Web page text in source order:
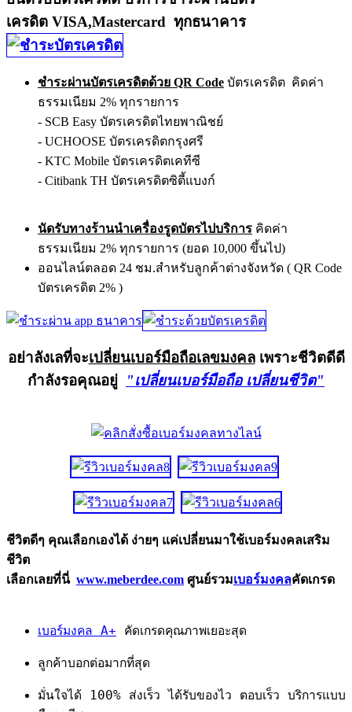
เครดิต VISA,Mastercard ทุกธนาคาร
ชำระผ่านบัตรเครดิตด้วย QR Code บัตรเครดิต คิดค่า
ธรรมเนียม 2% ทุกรายการ
- SCB Easy บัตรเครดิตไทยพาณิชย์
- UCHOOSE บัตรเครดิตกรุงศรี
- KTC Mobile บัตรเครดิตเคทีซี
- Citibank TH บัตรเครดิตซิตี้แบงก์
นัดรับทางร้านนำเครื่องรูดบัตรไปบริการ คิดค่า
ธรรมเนียม 2% ทุกรายการ (ยอด 10,000 ขึ้นไป)
ออนไลน์ตลอด 24 ชม.สำหรับลูกค้าต่างจังหวัด ( QR Code
บัตรเครดิต 2% )
อย่าลังเลที่จะเปลี่ยนเบอร์มือถือเลขมงคลเพราะชีวิตดีดี
กำลังรอคุณอยู่
"เปลี่ยนเบอร์มือถือ เปลี่ยนชีวิต"
ชีวิตดีๆ คุณเลือกเองได้ ง่ายๆ แค่เปลี่ยนมาใช้เบอร์มงคลเสริม
ชีวิต
เลือกเลยที่นี่ www.meberdee.com ศูนย์รวมเบอร์มงคลคัดเกรด
เบอร์มงคล A+ คัดเกรดคุณภาพเยอะสุด
ลูกค้าบอกต่อมากที่สุด
มั่นใจได้ 100% ส่งเร็ว ได้รับของไว ตอบเร็ว บริการแบบ